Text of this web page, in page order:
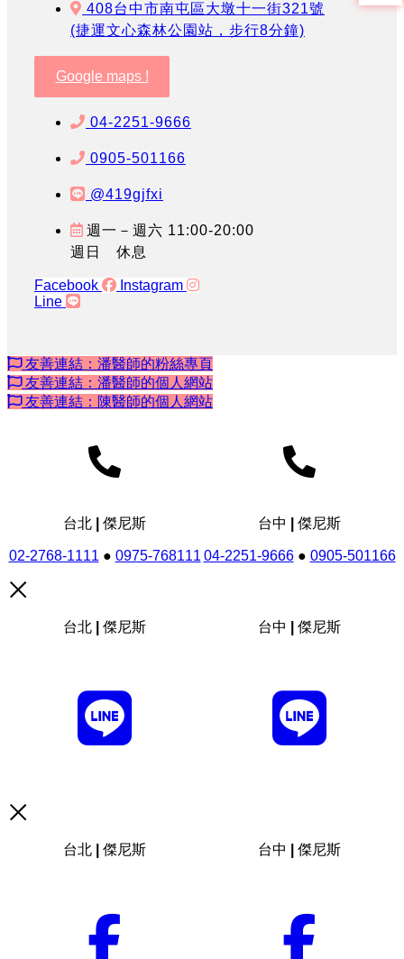
408台中市南屯區大墩十一街321號
(捷運文心森林公園站，步行8分鐘)
Google maps !
04-2251-9666
0905-501166
@419gjfxi
週一－週六 11:00-20:00
週日 休息
Facebook
Instagram
Line
友善連結：潘醫師的粉絲專頁
友善連結：潘醫師的個人網站
友善連結：陳醫師的個人網站
台北 | 傑尼斯
02-2768-1111 ● 0975-768111
台中 | 傑尼斯
04-2251-9666● 0905-501166
台北 | 傑尼斯 台中 | 傑尼斯
台北 | 傑尼斯 台中 | 傑尼斯